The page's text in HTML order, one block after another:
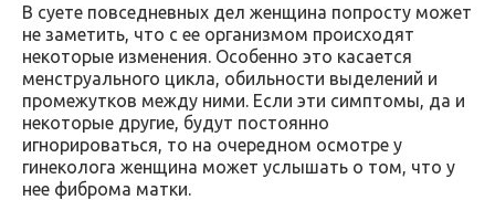
В суете повседневных дел женщина попросту может
не заметить, что с ее организмом происходят
некоторые изменения. Особенно это касается
менструального цикла, обильности выделений и
промежутков между ними. Если эти симптомы, да и
некоторые другие, будут постоянно
игнорироваться, то на очередном осмотре у
гинеколога женщина может услышать о том, что у
нее фиброма матки.